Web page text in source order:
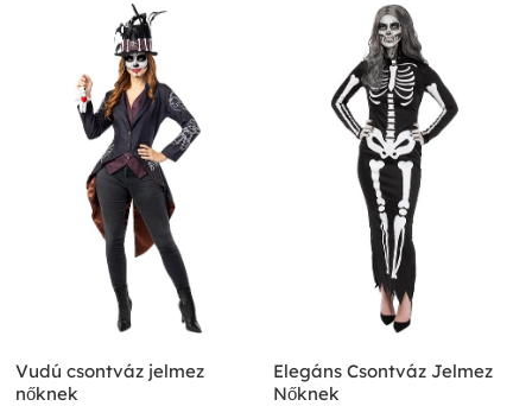
Vudú csontváz jelmez
nőknek
Elegáns Csontváz Jelmez
Nőknek